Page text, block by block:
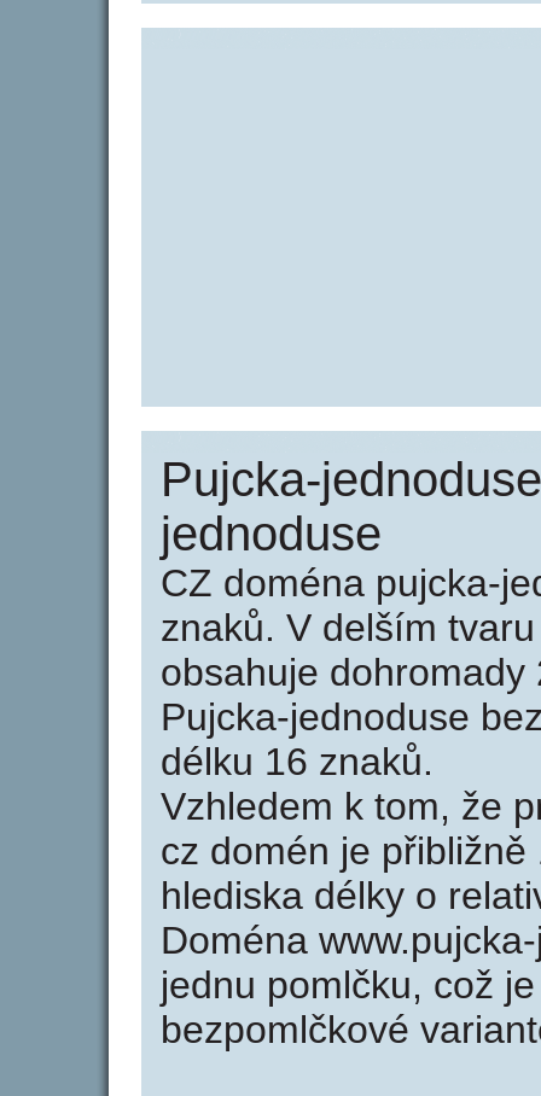
Pujcka-
jednoduse
CZ doména pujcka-
znaků. V delším
obsahuje
Pujcka-jednoduse
délku 16 znaků.
Vzhledem k tom, že
cz domén je
hlediska délky o
Doména
jednu pomlčku, což
bezpomlčkové